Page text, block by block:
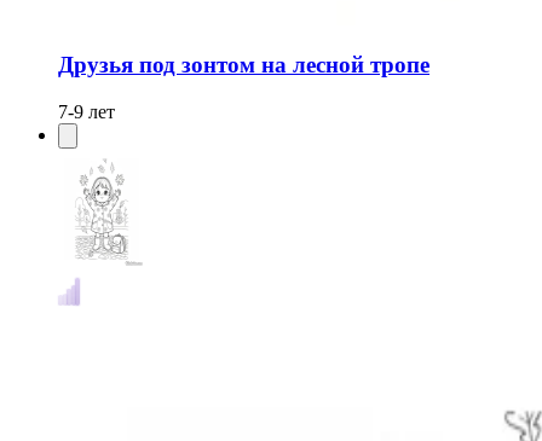
Друзья под зонтом на лесной тропе
7-9 лет